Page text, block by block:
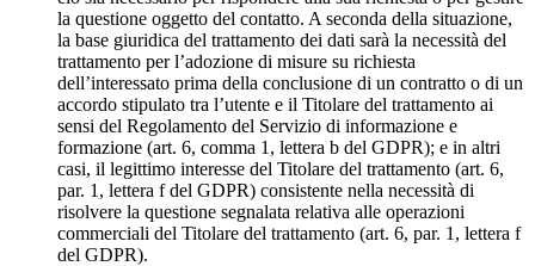
la questione oggetto del contatto. A seconda della situazione,
la base giuridica del trattamento dei dati sarà la necessità del
trattamento per l’adozione di misure su richiesta
dell’interessato prima della conclusione di un contratto o di un
accordo stipulato tra l’utente e il Titolare del trattamento ai
sensi del Regolamento del Servizio di informazione e
formazione (art. 6, comma 1, lettera b del GDPR); e in altri
casi, il legittimo interesse del Titolare del trattamento (art. 6,
par. 1, lettera f del GDPR) consistente nella necessità di
risolvere la questione segnalata relativa alle operazioni
commerciali del Titolare del trattamento (art. 6, par. 1, lettera f
del GDPR).